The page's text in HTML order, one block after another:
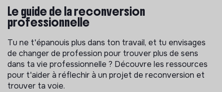
Le guide de la reconversion
professionnelle
Tu ne t'épanouis plus dans ton travail, et tu envisages
de changer de profession pour trouver plus de sens
dans ta vie professionnelle ? Découvre les ressources
pour t'aider à réflechir à un projet de reconversion et
trouver ta voie.